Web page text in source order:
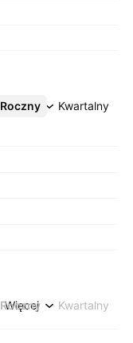
Roczny Kwartalny
Więcej
Roczny Kwartalny
Więcej